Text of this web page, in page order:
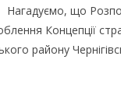
Нагадуємо, що
Концепції
району